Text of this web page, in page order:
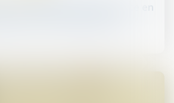
: l'Assemblée nationale vote en
de l'installation des